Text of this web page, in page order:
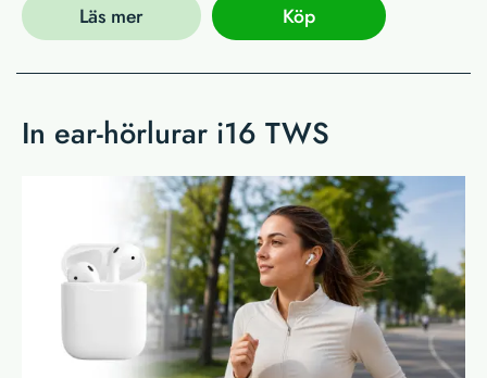
Läs mer Köp
In ear-hörlurar i16 TWS